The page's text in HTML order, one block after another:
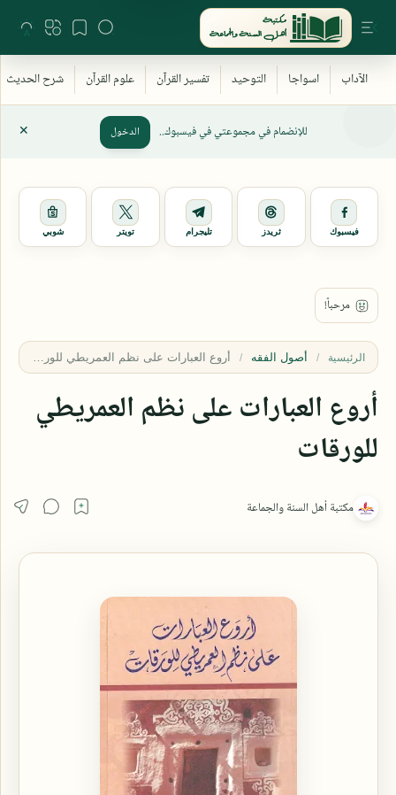
للإنضمام في مجموعتي في فيسبوك.. الدخول
فيسبوك ثريدز تليجرام تويتر شوبي
الرئيسية أصول الفقه
أروع العبارات على نظم العمريطي
للورقات